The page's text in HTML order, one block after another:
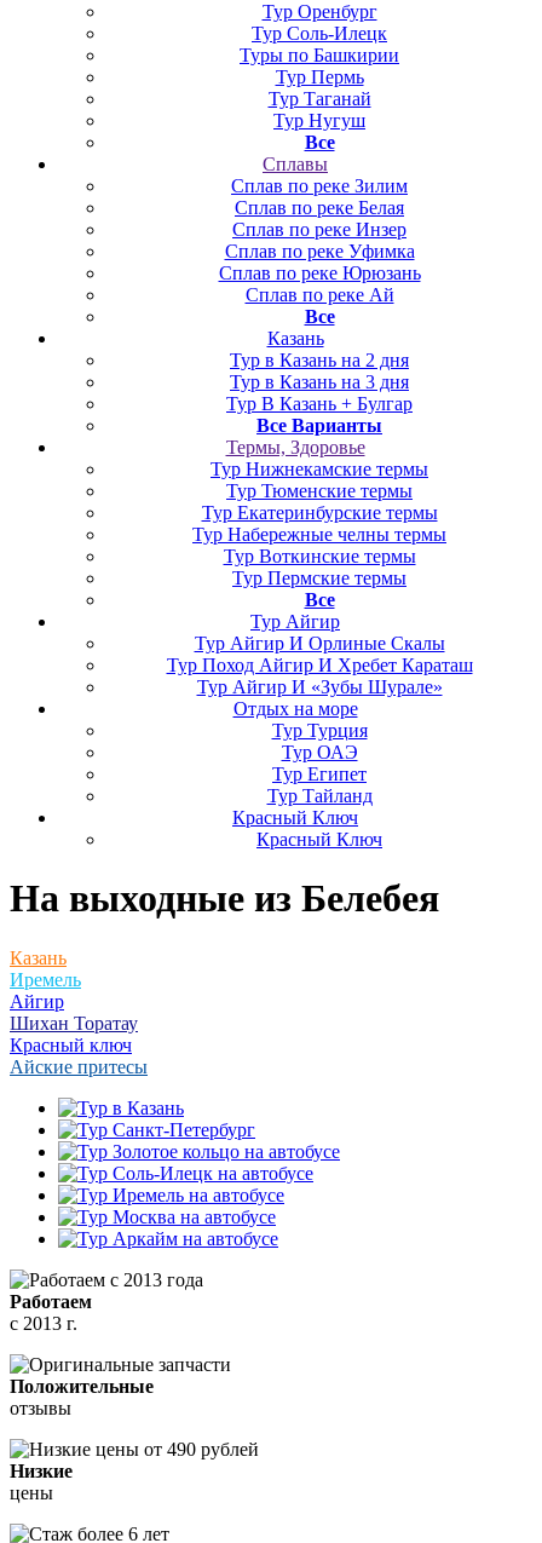
Тур Оренбург
Тур Соль-Илецк
Туры по Башкирии
Тур Пермь
Тур Таганай
Тур Нугуш
Все
Сплавы
Сплав по реке Зилим
Сплав по реке Белая
Сплав по реке Инзер
Сплав по реке Уфимка
Сплав по реке Юрюзань
Сплав по реке Ай
Все
Казань
Тур в Казань на 2 дня
Тур в Казань на 3 дня
Тур В Казань + Булгар
Все Варианты
Термы, Здоровье
Тур Нижнекамские термы
Тур Тюменские термы
Тур Екатеринбурские термы
Тур Набережные челны термы
Тур Воткинские термы
Тур Пермские термы
Все
Тур Айгир
Тур Айгир И Орлиные Скалы
Тур Поход Айгир И Хребет Караташ
Тур Айгир И «Зубы Шурале»
Отдых на море
Тур Турция
Тур ОАЭ
Тур Египет
Тур Тайланд
Красный Ключ
Красный Ключ
На выходные из Белебея
Казань
Иремель
Айгир
Шихан Торатау
Красный ключ
Айские притесы
Работаем
с 2013 г.
Положительные
отзывы
Низкие
цены